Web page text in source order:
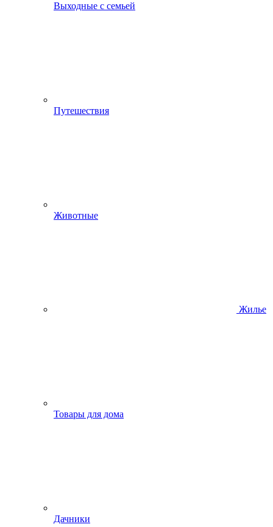
Выходные с семьей
Путешествия
Животные
Жилье
Товары для дома
Дачники